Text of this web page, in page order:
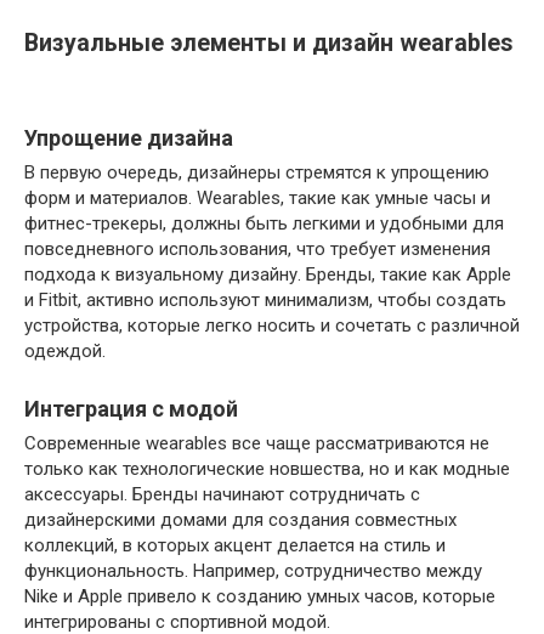
Визуальные элементы и дизайн wearables
Упрощение дизайна
В первую очередь, дизайнеры стремятся к упрощению
форм и материалов. Wearables, такие как умные часы и
фитнес-трекеры, должны быть легкими и удобными для
повседневного использования, что требует изменения
подхода к визуальному дизайну. Бренды, такие как Apple
и Fitbit, активно используют минимализм, чтобы создать
устройства, которые легко носить и сочетать с различной
одеждой.
Интеграция с модой
Современные wearables все чаще рассматриваются не
только как технологические новшества, но и как модные
аксессуары. Бренды начинают сотрудничать с
дизайнерскими домами для создания совместных
коллекций, в которых акцент делается на стиль и
функциональность. Например, сотрудничество между
Nike и Apple привело к созданию умных часов, которые
интегрированы с спортивной модой.